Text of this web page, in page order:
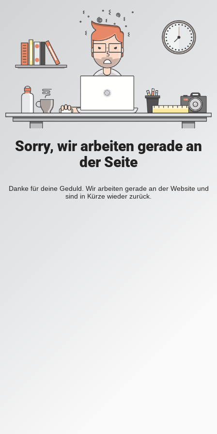
Sorry, wir arbeiten gerade an
der Seite
Danke für deine Geduld. Wir arbeiten gerade an der Website und
sind in Kürze wieder zurück.